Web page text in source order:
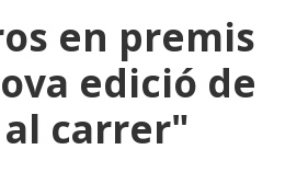
en premis
edició de
carrer"